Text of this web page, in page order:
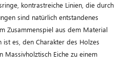
kontrastreiche Linien, die durch
sind natürlich entstandenes
Zusammenspiel aus dem Material
es, den Charakter des Holzes
Massivholztisch Eiche zu einem